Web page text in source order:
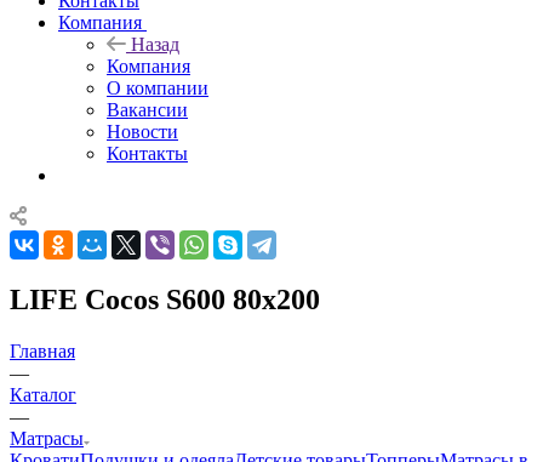
Компания
Назад
Компания
О компании
Вакансии
Новости
Контакты
LIFE Cocos S600 80x200
Главная
—
Каталог
—
Матрасы